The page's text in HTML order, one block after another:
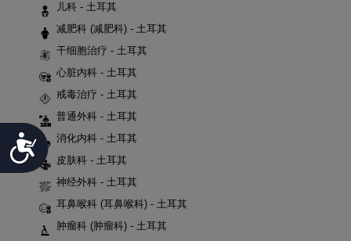
Accessibility
儿科 - 土耳其
减肥科 (减肥科) - 土耳其
干细胞治疗 - 土耳其
心脏内科 - 土耳其
戒毒治疗 - 土耳其
普通外科 - 土耳其
消化内科 - 土耳其
皮肤科 - 土耳其
神经外科 - 土耳其
耳鼻喉科 (耳鼻喉科) - 土耳其
肿瘤科 (肿瘤科) - 土耳其